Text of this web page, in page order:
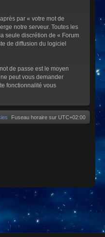
par « votre mot de
notre serveur. Toutes les
seule discrétion de « Forum
de diffusion du logiciel
de passe est le moyen
peut vous demander
fonctionnalité vous
Fuseau horaire sur UTC+02:00